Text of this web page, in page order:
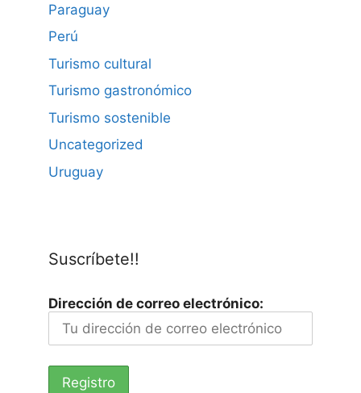
Paraguay
Perú
Turismo cultural
Turismo gastronómico
Turismo sostenible
Uncategorized
Uruguay
Suscríbete!!
Dirección de correo electrónico: